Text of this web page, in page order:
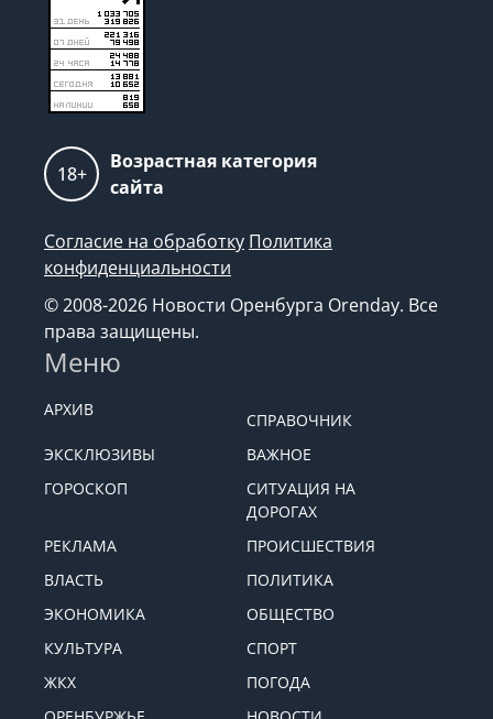
18+
Возрастная категория
сайта
Согласие на обработку Политика
конфиденциальности
© 2008-2026 Новости Оренбурга Orenday. Все
права защищены.
Меню
АРХИВ
СПРАВОЧНИК
ЭКСКЛЮЗИВЫ
ВАЖНОЕ
ГОРОСКОП
СИТУАЦИЯ НА
ДОРОГАХ
РЕКЛАМА
ПРОИСШЕСТВИЯ
ВЛАСТЬ
ПОЛИТИКА
ЭКОНОМИКА
ОБЩЕСТВО
КУЛЬТУРА
СПОРТ
ЖКХ
ПОГОДА